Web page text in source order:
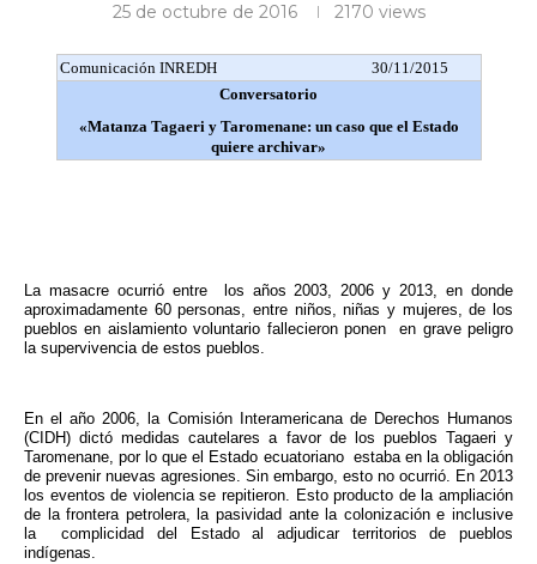
25 de octubre de 2016 2170 views
Comunicación INREDH
30/11/2015
Conversatorio
«Matanza Tagaeri y Taromenane: un caso que el Estado
quiere archivar»
La masacre ocurrió entre los años 2003, 2006 y 2013, en donde
aproximadamente 60 personas, entre niños, niñas y mujeres, de los
pueblos en aislamiento voluntario fallecieron ponen en grave peligro
la supervivencia de estos pueblos.
En el año 2006, la Comisión Interamericana de Derechos Humanos
(CIDH) dictó medidas cautelares a favor de los pueblos Tagaeri y
Taromenane, por lo que el Estado ecuatoriano estaba en la obligación
de prevenir nuevas agresiones. Sin embargo, esto no ocurrió. En 2013
los eventos de violencia se repitieron. Esto producto de la ampliación
de la frontera petrolera, la pasividad ante la colonización e inclusive
la complicidad del Estado al adjudicar territorios de pueblos
indígenas.